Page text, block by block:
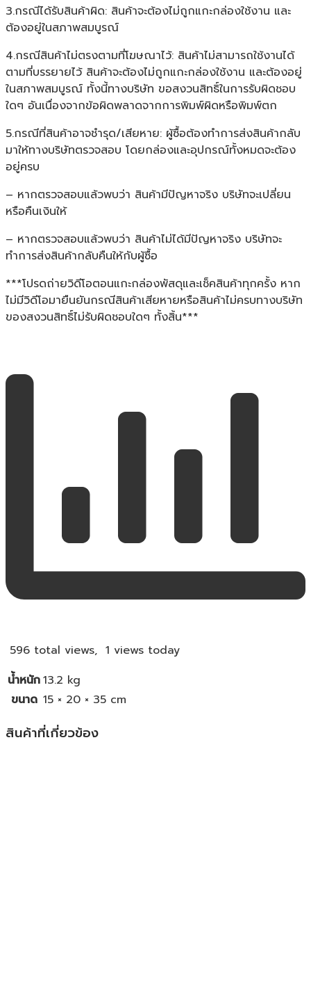
3.กรณีได้รับสินค้าผิด: สินค้าจะต้องไม่ถูกแกะกล่องใช้งาน และ
ต้องอยู่ในสภาพสมบูรณ์
4.กรณีสินค้าไม่ตรงตามที่โฆษณาไว้: สินค้าไม่สามารถใช้งานได้
ตามที่บรรยายไว้ สินค้าจะต้องไม่ถูกแกะกล่องใช้งาน และต้องอยู่
ในสภาพสมบูรณ์ ทั้งนี้ทางบริษัท ขอสงวนสิทธิ์ในการรับผิดชอบ
ใดๆ อันเนื่องจากข้อผิดพลาดจากการพิมพ์ผิดหรือพิมพ์ตก
5.กรณีที่สินค้าอาจชำรุด/เสียหาย: ผู้ซื้อต้องทำการส่งสินค้ากลับ
มาให้ทางบริษัทตรวจสอบ โดยกล่องและอุปกรณ์ทั้งหมดจะต้อง
อยู่ครบ
– หากตรวจสอบแล้วพบว่า สินค้ามีปัญหาจริง บริษัทจะเปลี่ยน
หรือคืนเงินให้
– หากตรวจสอบแล้วพบว่า สินค้าไม่ได้มีปัญหาจริง บริษัทจะ
ทำการส่งสินค้ากลับคืนให้กับผู้ซื้อ
***โปรดถ่ายวิดีโอตอนแกะกล่องพัสดุและเช็คสินค้าทุกครั้ง หาก
ไม่มีวิดีโอมายืนยันกรณีสินค้าเสียหายหรือสินค้าไม่ครบทางบริษัท
ของสงวนสิทธิ์ไม่รับผิดชอบใดๆ ทั้งสิ้น***
596 total views, 1 views today
น้ำหนัก13.2 kg
ขนาด 15 × 20 × 35 cm
สินค้าที่เกี่ยวข้อง